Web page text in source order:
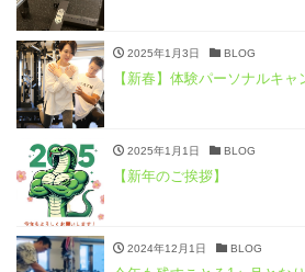
2025年1月3日 BLOG
【新春】体験パーソナルキャ
2025年1月1日 BLOG
【新年のご挨拶】
2024年12月1日 BLOG